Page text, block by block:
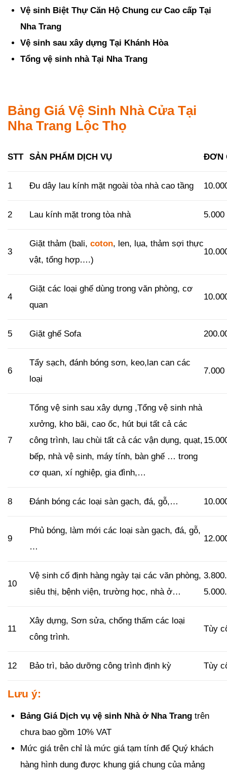
Vệ sinh Biệt Thự Căn Hộ Chung cư Cao cấp Tại
Nha Trang
Vệ sinh sau xây dựng Tại Khánh Hòa
Tổng vệ sinh nhà Tại Nha Trang
Bảng Giá Vệ Sinh Nhà Cửa Tại
Nha Trang Lộc Thọ
STT SẢN PHẨM DỊCH VỤ ĐƠN
1 Đu dây lau kính mặt ngoài tòa nhà cao tầng
2 Lau kính mặt trong tòa nhà 5.000
3
Giặt thảm (bali, coton, len, lụa, thảm sợi thực
vật, tổng hợp….)
4
Giặt các loại ghế dùng trong văn phòng, cơ
quan
5 Giặt ghế Sofa
6
Tẩy sạch, đánh bóng sơn, keo,lan can các
loại
7.000
7
Tổng vệ sinh sau xây dựng ,Tổng vệ sinh nhà
xưởng, kho bãi, cao ốc, hút bụi tất cả các
công trình, lau chùi tất cả các vận dụng, quạt,
bếp, nhà vệ sinh, máy tính, bàn ghế … trong
cơ quan, xí nghiệp, gia đình,…
8 Đánh bóng các loại sàn gạch, đá, gỗ,…
9
Phủ bóng, làm mới các loại sàn gạch, đá, gỗ,
…
10
Vệ sinh cố định hàng ngày tại các văn phòng,
siêu thị, bệnh viện, trường học, nhà ở…
11
Xây dựng, Sơn sửa, chống thấm các loại
công trình.
Tùy
12 Bảo trì, bảo dưỡng công trình định kỳ Tùy
Lưu ý:
Bảng Giá Dịch vụ vệ sinh Nhà ở Nha Trang trên
chưa bao gồm 10% VAT
Mức giá trên chỉ là mức giá tạm tính để Quý khách
hàng hình dung được khung giá chung của mảng